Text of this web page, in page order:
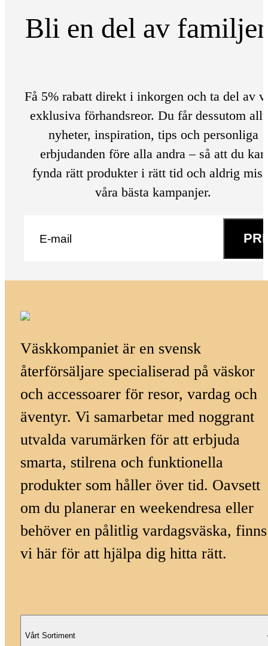
Bli en del av
Få 5% rabatt direkt i inkorgen och ta del av
exklusiva förhandsreor. Du får dessutom
nyheter, inspiration, tips och personliga
erbjudanden före alla andra – så att du kan
fynda rätt produkter i rätt tid och aldrig
våra bästa kampanjer.
Väskkompaniet är en svensk
återförsäljare specialiserad på väskor
och accessoarer för resor, vardag och
äventyr. Vi samarbetar med noggrant
utvalda varumärken för att erbjuda
smarta, stilrena och funktionella
produkter som håller över tid. Oavsett
om du planerar en weekendresa eller
behöver en pålitlig vardagsväska, finns
vi här för att hjälpa dig hitta rätt.
Vårt Sortiment